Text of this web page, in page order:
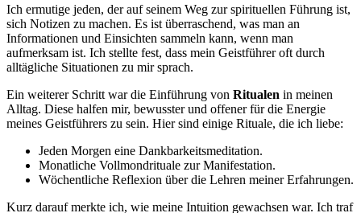
Ich ermutige jeden, der auf seinem Weg zur spirituellen Führung ist,
sich Notizen zu machen. Es ist überraschend, was man an
Informationen und Einsichten sammeln kann, wenn man
aufmerksam ist. Ich stellte fest, dass mein Geistführer oft durch
alltägliche Situationen zu mir sprach.
Ein weiterer Schritt war die Einführung von Ritualen in meinen
Alltag. Diese halfen mir, bewusster und offener für die Energie
meines Geistführers zu sein. Hier sind einige Rituale, die ich liebe:
Jeden Morgen eine Dankbarkeitsmeditation.
Monatliche Vollmondrituale zur Manifestation.
Wöchentliche Reflexion über die Lehren meiner Erfahrungen.
Kurz darauf merkte ich, wie meine Intuition gewachsen war. Ich traf